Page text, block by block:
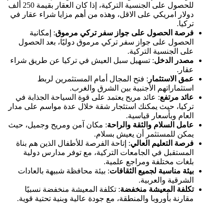
للحصول على الجنسية التركية، إذا كان العقار بقيمة 250 ألف
دولار امريكي على الاقل، وهذه من أهم مزايا شراء عقار في
تركيا.
فرصة الحصول على جواز سفر تركي مرموق: إمكانية
الحصول على جواز سفر تركي مرموق دوليًا، بعد الحصول
على الجنسية التركية.
مصدر الدخل: تسهيل سبل العيش في تركيا عن طريق شراء
عقار.
عمق الاستثمار : فتح المجال أمام المستثمرين لربط
استثماراتهم الأجنبية بين الشرق والغرب.
عائد مرتفع: عائد مربح يعتمد على قوة السياحة الجذابة في
تركيا، حيث يمكنك استئجار شقة خلال عدة مواسم على مدار
العام وبأسعار قياسية.
عامل السلام والثقة والراحة: مكان آمن ومريح وجميل، حيث
يمكن للمستثمر أن يعيش بسلام.
فرصة التعليم العالي: إتاحة الفرصة للأطفال الذين هم بناة
المستقبل في الجامعات التركية، مع توفر مدارس دولية
بلغات مختلفة ومراجع علمية.
بيئة مناسبة لجميع الثقافات: بيئة محافظة شبيهة بالعادات
الشرقية والعربية.
تكلفة المعيشة منخفضة: تكلفة المعيشة منخفضة نسبيًا
مقارنة بأوروبا والمنطقة، مع جودة عالية وبنية تحتية قوية.